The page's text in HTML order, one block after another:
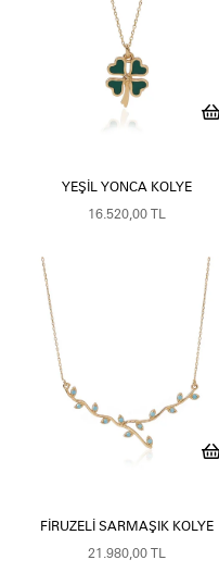
YEŞIL YONCA KOLYE
16.520,00 TL
FIRUZELI SARMAŞIK KOLYE
21.980,00 TL